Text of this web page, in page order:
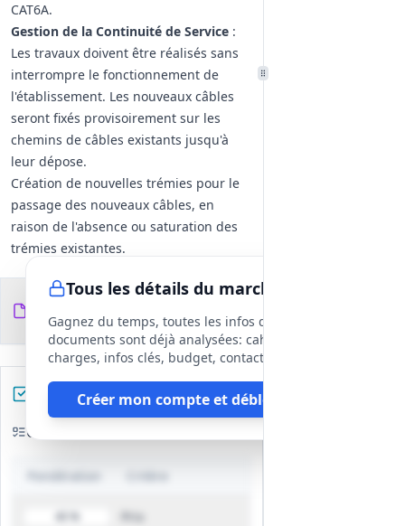
CAT6A.
Gestion de la Continuité de Service :
Les travaux doivent être réalisés sans
interrompre le fonctionnement de
l'établissement. Les nouveaux câbles
seront fixés provisoirement sur les
chemins de câbles existants jusqu'à
leur dépose.
Création de nouvelles trémies pour le
passage des nouveaux câbles, en
raison de l'absence ou saturation des
trémies existantes.
Fourniture d'un Dossier des Ouvrages
Exécutés (DOE) comprenant des
schémas, des tests, des listings des
prises installées, et des fiches
techniques des produits utilisés.
Réalisation d'Opérations Préalables à
la Réception (OPR) pour vérifier l'état
d'avancement des travaux et la
Ces prestations sont essentielles pour
garantir la modernisation et l'efficacité
Tous les détails du marché
Gagnez du temps, toutes les infos des
documents sont déjà analysées: cahier des
charges, infos clés, budget, contact, etc
Créer mon compte et débloquer
Documents du
DCE
fichiers
Préparez votre réponse
Critères d'évaluation
Prix